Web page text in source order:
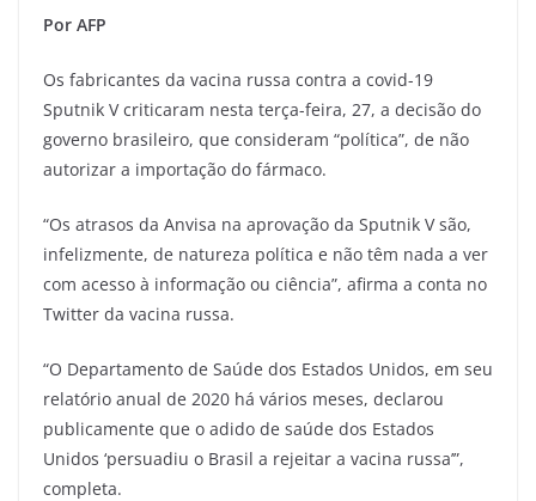
Por AFP
Os fabricantes da vacina russa contra a covid-19
Sputnik V criticaram nesta terça-feira, 27, a decisão do
governo brasileiro, que consideram “política”, de não
autorizar a importação do fármaco.
“Os atrasos da Anvisa na aprovação da Sputnik V são,
infelizmente, de natureza política e não têm nada a ver
com acesso à informação ou ciência”, afirma a conta no
Twitter da vacina russa.
“O Departamento de Saúde dos Estados Unidos, em seu
relatório anual de 2020 há vários meses, declarou
publicamente que o adido de saúde dos Estados
Unidos ‘persuadiu o Brasil a rejeitar a vacina russa’”,
completa.